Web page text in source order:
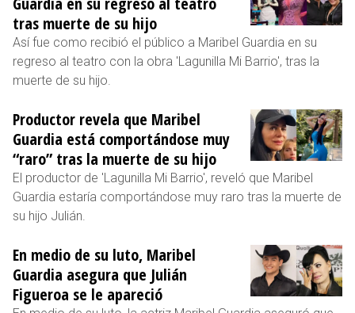
tras muerte de su hijo
Así fue como recibió el público a Maribel Guardia en su
regreso al teatro con la obra 'Lagunilla Mi Barrio', tras la
muerte de su hijo.
Productor revela que Maribel
Guardia está comportándose muy
“raro” tras la muerte de su hijo
El productor de 'Lagunilla Mi Barrio', reveló que Maribel
Guardia estaría comportándose muy raro tras la muerte de
su hijo Julián.
En medio de su luto, Maribel
Guardia asegura que Julián
Figueroa se le apareció